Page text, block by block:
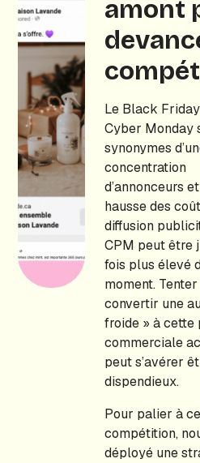
amont
Le Black
Cyber Monday
synonymes
concentration
d’annonceurs et
hausse des
diffusion
CPM peut être
fois plus élevé
moment.
convertir une
froide » à cette
commerciale
peut s’avérer
dispendieux.
Pour palier à
compétition,
déployé une